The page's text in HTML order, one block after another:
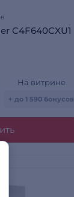
C4F640CXU1
На витрине
+ до 1 590 бонусов